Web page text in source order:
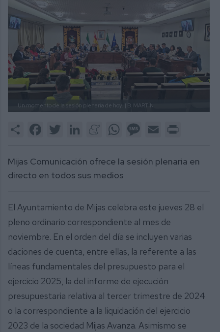
Un momento de la sesión plenaria de hoy. | B. MARTÍN
Share FacebookTwitter LinkedInMeneameWhatsAppMessage
Email
Mijas Comunicación ofrece la sesión plenaria en
directo en todos sus medios
El Ayuntamiento de Mijas celebra este jueves 28 el
pleno ordinario correspondiente al mes de
noviembre. En el orden del día se incluyen varias
daciones de cuenta, entre ellas, la referente a las
líneas fundamentales del presupuesto para el
ejercicio 2025, la del informe de ejecución
presupuestaria relativa al tercer trimestre de 2024
o la correspondiente a la liquidación del ejercicio
2023 de la sociedad Mijas Avanza. Asimismo se